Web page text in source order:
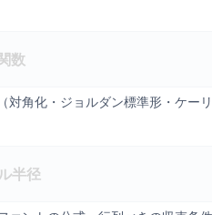
数
対角化・ジョルダン標準形・ケー
半径